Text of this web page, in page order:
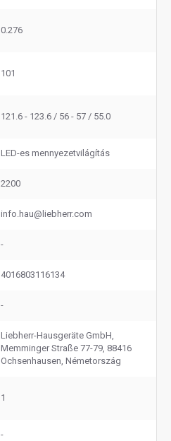
0.276
101
121.6 - 123.6 / 56 - 57 / 55.0
LED-es mennyezetvilágítás
2200
info.hau@liebherr.com
-
4016803116134
-
Liebherr-Hausgeräte GmbH,
Memminger Straße 77-79, 88416
Ochsenhausen, Németország
1
-